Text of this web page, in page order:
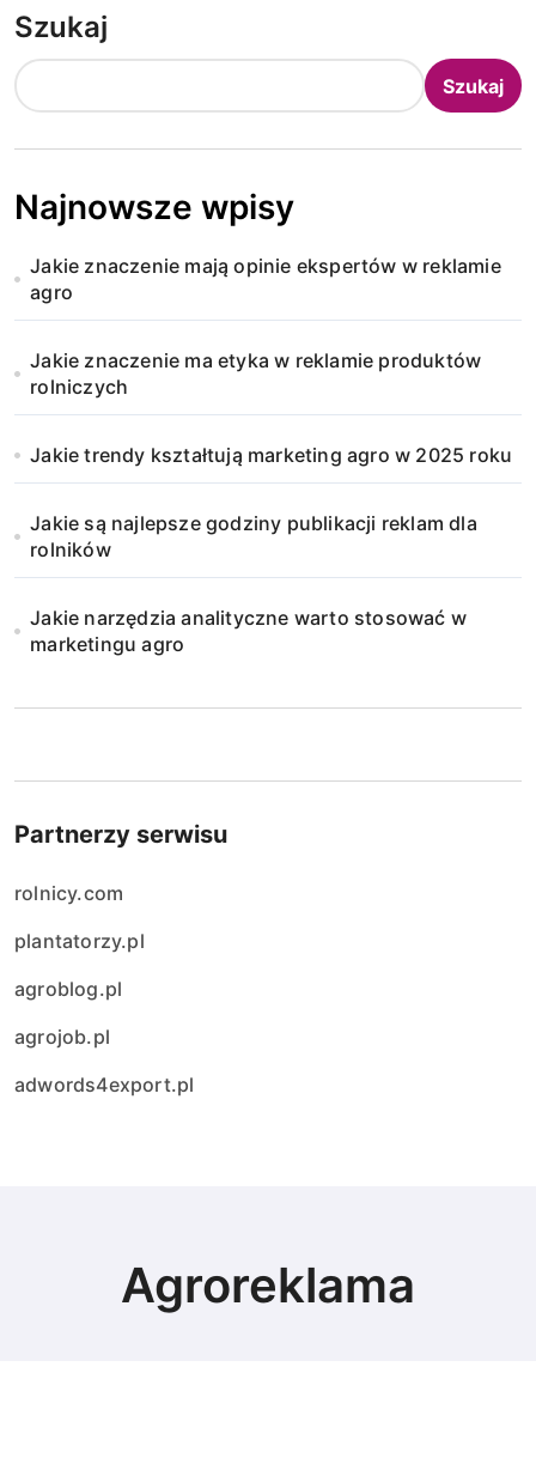
Szukaj
Szukaj
Najnowsze wpisy
Jakie znaczenie mają opinie ekspertów w reklamie
agro
Jakie znaczenie ma etyka w reklamie produktów
rolniczych
Jakie trendy kształtują marketing agro w 2025 roku
Jakie są najlepsze godziny publikacji reklam dla
rolników
Jakie narzędzia analityczne warto stosować w
marketingu agro
Partnerzy serwisu
rolnicy.com
plantatorzy.pl
agroblog.pl
agrojob.pl
adwords4export.pl
Agroreklama